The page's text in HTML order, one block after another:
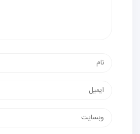
پست
وب‌سایت